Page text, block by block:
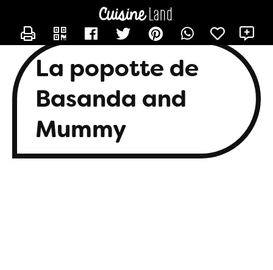
La popotte de
Basanda and
Mummy
CONTACTER BASANDA